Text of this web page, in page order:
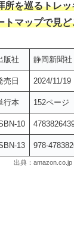
所を巡るトレ
トマップで見
版社 静岡新聞社
売日 2024/11/19
行本 152ページ
10
13 978-
出典：amazon.co.jp